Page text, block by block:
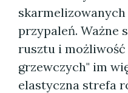
przypaleń. Ważne
rusztu i
grzewczych" im
elastyczna strefa